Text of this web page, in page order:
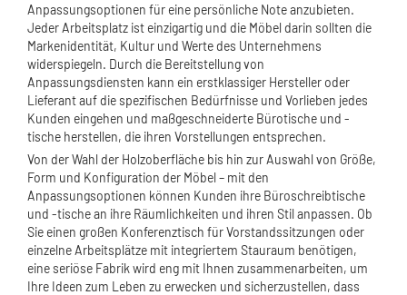
Anpassungsoptionen für eine persönliche Note anzubieten.
Jeder Arbeitsplatz ist einzigartig und die Möbel darin sollten die
Markenidentität, Kultur und Werte des Unternehmens
widerspiegeln. Durch die Bereitstellung von
Anpassungsdiensten kann ein erstklassiger Hersteller oder
Lieferant auf die spezifischen Bedürfnisse und Vorlieben jedes
Kunden eingehen und maßgeschneiderte Bürotische und -
tische herstellen, die ihren Vorstellungen entsprechen.
Von der Wahl der Holzoberfläche bis hin zur Auswahl von Größe,
Form und Konfiguration der Möbel – mit den
Anpassungsoptionen können Kunden ihre Büroschreibtische
und -tische an ihre Räumlichkeiten und ihren Stil anpassen. Ob
Sie einen großen Konferenztisch für Vorstandssitzungen oder
einzelne Arbeitsplätze mit integriertem Stauraum benötigen,
eine seriöse Fabrik wird eng mit Ihnen zusammenarbeiten, um
Ihre Ideen zum Leben zu erwecken und sicherzustellen, dass